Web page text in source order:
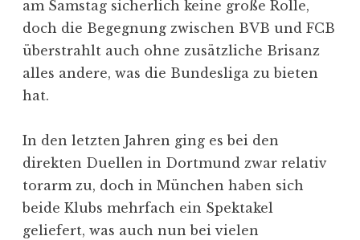
am Samstag sicherlich keine große Rolle,
doch die Begegnung zwischen BVB und FCB
überstrahlt auch ohne zusätzliche Brisanz
alles andere, was die Bundesliga zu bieten
hat.
In den letzten Jahren ging es bei den
direkten Duellen in Dortmund zwar relativ
torarm zu, doch in München haben sich
beide Klubs mehrfach ein Spektakel
geliefert, was auch nun bei vielen